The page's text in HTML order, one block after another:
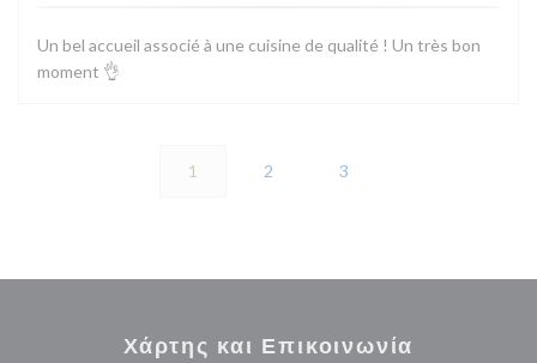
Un bel accueil associé à une cuisine de qualité ! Un très bon
moment 👌
1 2 3
Χάρτης και Επικοινωνία